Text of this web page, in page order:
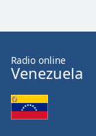
Radio online
Venezuela